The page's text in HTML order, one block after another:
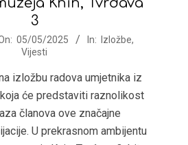
Knin, Tvrđava
3
05/05/2025 In: Izložbe,
Vijesti
izložbu radova umjetnika iz
će predstaviti raznolikost
članova ove značajne
U prekrasnom ambijentu